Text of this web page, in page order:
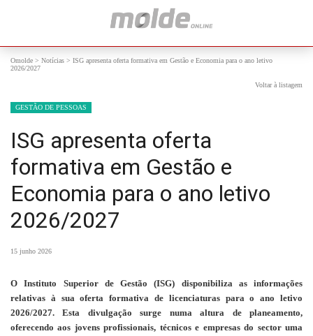
Omolde > Notícias > ISG apresenta oferta formativa em Gestão e Economia para o ano letivo
2026/2027
Voltar à listagem
GESTÃO DE PESSOAS
ISG apresenta oferta
formativa em Gestão e
Economia para o ano letivo
2026/2027
15 junho 2026
O Instituto Superior de Gestão (ISG) disponibiliza as informações
relativas à sua oferta formativa de licenciaturas para o ano letivo
2026/2027. Esta divulgação surge numa altura de planeamento,
oferecendo aos jovens profissionais, técnicos e empresas do sector uma